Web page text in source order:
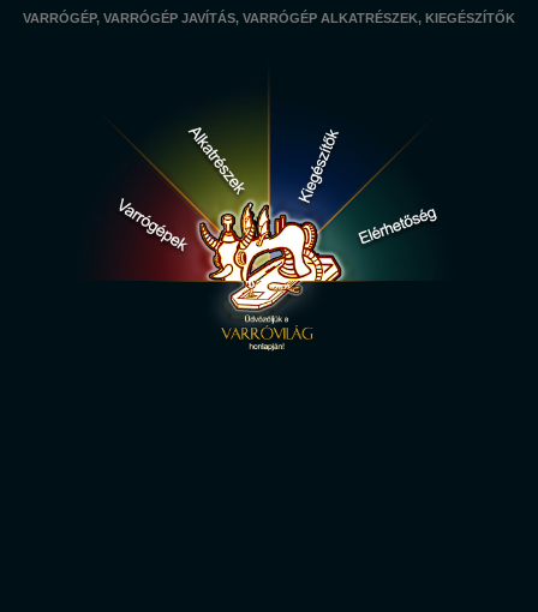
VARRÓGÉP, VARRÓGÉP JAVÍTÁS, VARRÓGÉP ALKATRÉSZEK, KIEGÉSZÍTŐK